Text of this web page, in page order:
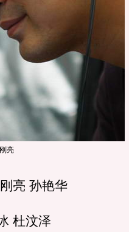
亮
亮 孙艳华
杜汶泽